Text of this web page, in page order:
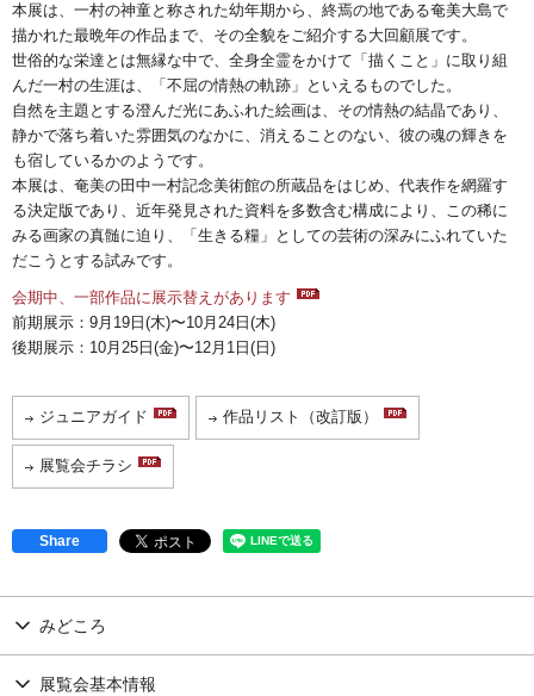
本展は、一村の神童と称された幼年期から、終焉の地である奄美大島で
描かれた最晩年の作品まで、その全貌をご紹介する大回顧展です。
世俗的な栄達とは無縁な中で、全身全霊をかけて「描くこと」に取り組
んだ一村の生涯は、「不屈の情熱の軌跡」といえるものでした。
自然を主題とする澄んだ光にあふれた絵画は、その情熱の結晶であり、
静かで落ち着いた雰囲気のなかに、消えることのない、彼の魂の輝きを
も宿しているかのようです。
本展は、奄美の田中一村記念美術館の所蔵品をはじめ、代表作を網羅す
る決定版であり、近年発見された資料を多数含む構成により、この稀に
みる画家の真髄に迫り、「生きる糧」としての芸術の深みにふれていた
だこうとする試みです。
会期中、一部作品に展示替えがあります
前期展示：9月19日(木)〜10月24日(木)
後期展示：10月25日(金)〜12月1日(日)
ジュニアガイド 作品リスト（改訂版）
展覧会チラシ
Share
みどころ
展覧会基本情報